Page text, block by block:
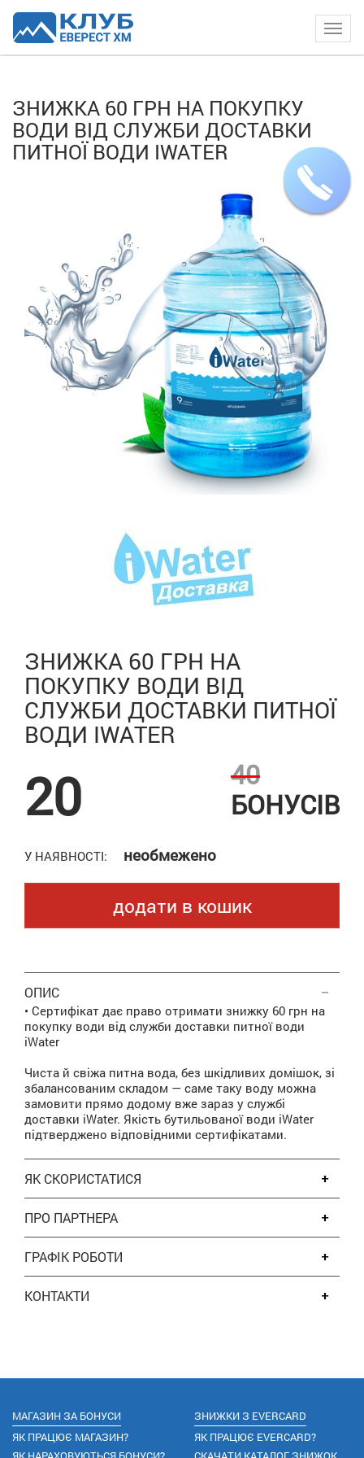
ЗНИЖКА 60 ГРН НА ПОКУПКУ
ВОДИ ВІД СЛУЖБИ ДОСТАВКИ
ПИТНОЇ ВОДИ IWATER
ЗНИЖКА 60 ГРН НА
ПОКУПКУ ВОДИ ВІД
СЛУЖБИ ДОСТАВКИ ПИТНОЇ
ВОДИ IWATER
20
40
БОНУСІВ
У НАЯВНОСТІ: необмежено
додати в кошик
ОПИС
• Сертифікат дає право отримати знижку 60 грн на
покупку води від служби доставки питної води
iWater
Чиста й свіжа питна вода, без шкідливих домішок, зі
збалансованим складом — саме таку воду можна
замовити прямо додому вже зараз у службі
доставки iWater. Якість бутильованої води iWater
підтверджено відповідними сертифікатами.
ЯК СКОРИСТАТИСЯ
ПРО ПАРТНЕРА
ГРАФІК РОБОТИ
КОНТАКТИ
МАГАЗИН ЗА БОНУСИ
ЯК ПРАЦЮЄ МАГАЗИН?
ЗНИЖКИ З EVERCARD
ЯК ПРАЦЮЄ EVERCARD?